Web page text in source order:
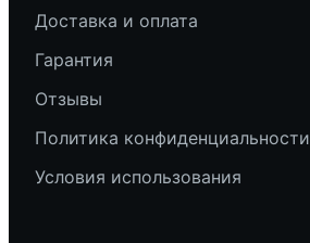
Доставка и оплата
Гарантия
Отзывы
Политика конфиденциальности
Условия использования